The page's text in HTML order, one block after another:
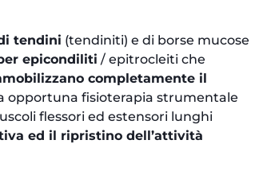
tendini (tendiniti) e di borse mucose
epicondiliti / epitrocleiti che
completamente il
opportuna fisioterapia strumentale
flessori ed estensori lunghi
ed il ripristino dell’attività